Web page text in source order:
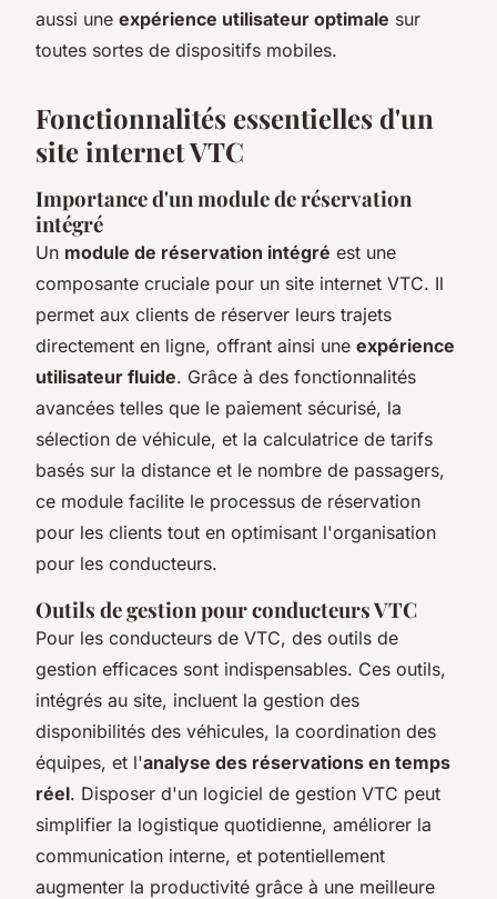
aussi une expérience utilisateur optimale sur
toutes sortes de dispositifs mobiles.
Fonctionnalités essentielles d'un
site internet VTC
Importance d'un module de réservation
intégré
Un module de réservation intégré est une
composante cruciale pour un site internet VTC. Il
permet aux clients de réserver leurs trajets
directement en ligne, offrant ainsi une expérience
utilisateur fluide. Grâce à des fonctionnalités
avancées telles que le paiement sécurisé, la
sélection de véhicule, et la calculatrice de tarifs
basés sur la distance et le nombre de passagers,
ce module facilite le processus de réservation
pour les clients tout en optimisant l'organisation
pour les conducteurs.
Outils de gestion pour conducteurs VTC
Pour les conducteurs de VTC, des outils de
gestion efficaces sont indispensables. Ces outils,
intégrés au site, incluent la gestion des
disponibilités des véhicules, la coordination des
équipes, et l'analyse des réservations en temps
réel. Disposer d'un logiciel de gestion VTC peut
simplifier la logistique quotidienne, améliorer la
communication interne, et potentiellement
augmenter la productivité grâce à une meilleure